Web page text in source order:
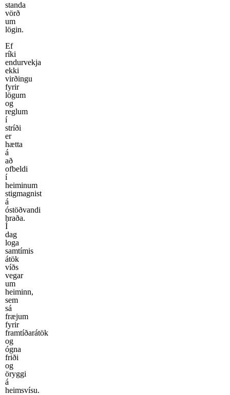
standa
vörð
um
lögin.
Ef
ríki
endurvekja
ekki
virðingu
fyrir
lögum
og
reglum
í
stríði
er
hætta
á
að
ofbeldi
í
heiminum
stigmagnist
á
óstöðvandi
hraða.
Í
dag
loga
samtímis
átök
víðs
vegar
um
heiminn,
sem
sá
fræjum
fyrir
framtíðarátök
og
ógna
friði
og
öryggi
á
heimsvísu.